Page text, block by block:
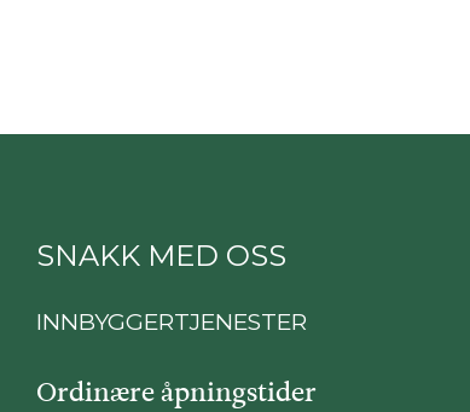
SNAKK MED OSS
INNBYGGERTJENESTER
Ordinære åpningstider